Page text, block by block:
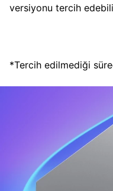
versiyonu tercih
*Tercih edilmediği